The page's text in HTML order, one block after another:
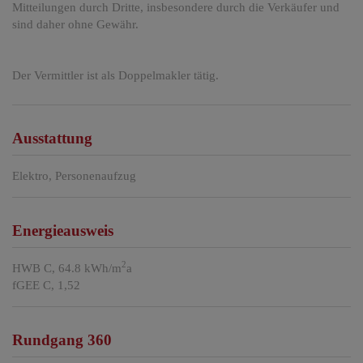
Mitteilungen durch Dritte, insbesondere durch die Verkäufer und
sind daher ohne Gewähr.
Der Vermittler ist als Doppelmakler tätig.
Ausstattung
Elektro Personenaufzug
Energieausweis
HWB C, 64.8 kWh/m2a
fGEE C, 1,52
Rundgang 360